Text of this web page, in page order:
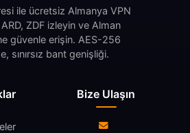
ile ücretsiz Almanya VPN
ZDF izleyin ve Alman
güvenle erişin. AES-256
sınırsız bant genişliği.
Bize Ulaşın